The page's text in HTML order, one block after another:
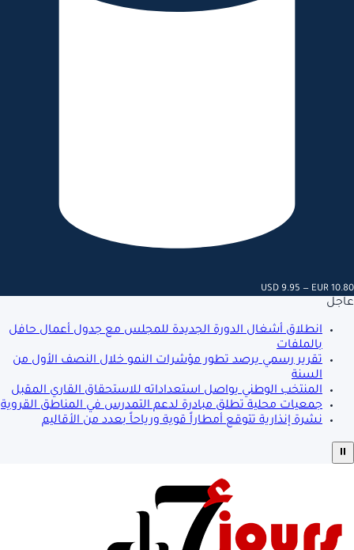
USD 9.95 — EUR 10.80
عاجل
انطلاق أشغال الدورة الجديدة للمجلس مع جدول أعمال حافل
بالملفات
تقرير رسمي يرصد تطور مؤشرات النمو خلال النصف الأول من
السنة
المنتخب الوطني يواصل استعداداته للاستحقاق القاري المقبل
جمعيات محلية تطلق مبادرة لدعم التمدرس في المناطق القروية
نشرة إنذارية تتوقع أمطاراً قوية ورياحاً بعدد من الأقاليم
⏸